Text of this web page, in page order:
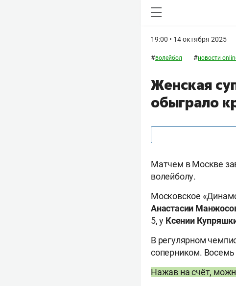
19:00 • 14 октября 2025
#волейбол #новости
Женская
обыграло
Матчем в Москве
волейболу.
Московское
Анастасии
5, у Ксении
В регулярном
соперником.
Нажав на счёт,